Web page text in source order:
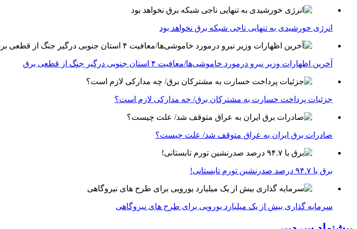
انرژی خورشیدی به تنهایی ناجی شبکه برق نخواهد بود
آخرین اظهارات وزیر نیرو درمورد خاموشی‌ها/معافیت ۴ استان جنوبی درگیر جنگ از قطعی برق
جزئیات پرداخت خسارت به مشترکان برق/ چه مدارکی لازم است؟
صادرات برق ایران به عراق متوقف شد/ علت چیست؟
برق با ۹۴.۷ درصد صدرنشین تورم تابستانی!
سرمایه گذاری بیش از یک میلیارد یورویی برای طرح های نیروگاهی